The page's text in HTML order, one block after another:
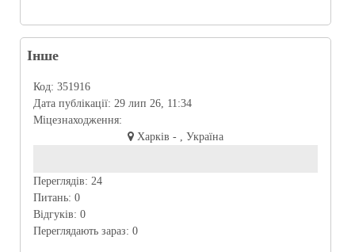
Інше
Код: 351916
Дата публікації: 29 лип 26, 11:34
Міцезнаходження:
Харків - , Україна
Переглядів: 24
Питань: 0
Відгуків: 0
Переглядають зараз: 0